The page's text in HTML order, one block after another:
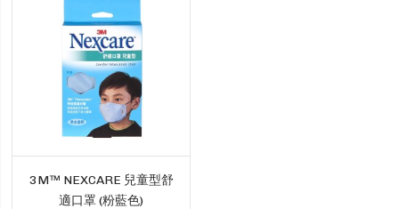
3M™ NEXCARE 兒童型舒
適口罩 (粉藍色)